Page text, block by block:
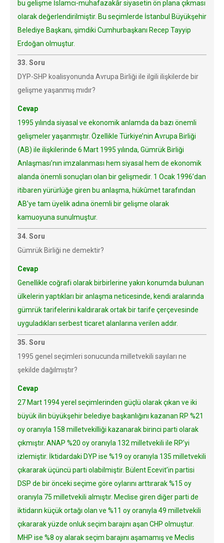
bu gelişme İslamcı-muhafazakâr siyasetin ön plana çıkması
olarak değerlendirilmiştir. Bu seçimlerde İstanbul Büyükşehir
Belediye Başkanı, şimdiki Cumhurbaşkanı Recep Tayyip
Erdoğan olmuştur.
33. Soru
DYP-SHP koalisyonunda Avrupa Birliği ile ilgili ilişkilerde bir
gelişme yaşanmış mıdır?
Cevap
1995 yılında siyasal ve ekonomik anlamda da bazı önemli
gelişmeler yaşanmıştır. Özellikle Türkiye’nin Avrupa Birliği
(AB) ile ilişkilerinde 6 Mart 1995 yılında, Gümrük Birliği
Anlaşması’nın imzalanması hem siyasal hem de ekonomik
alanda önemli sonuçları olan bir gelişmedir. 1 Ocak 1996’dan
itibaren yürürlüğe giren bu anlaşma, hükûmet tarafından
AB’ye tam üyelik adına önemli bir gelişme olarak
kamuoyuna sunulmuştur.
34. Soru
Gümrük Birliği ne demektir?
Cevap
Genellikle coğrafi olarak birbirlerine yakın konumda bulunan
ülkelerin yaptıkları bir anlaşma neticesinde, kendi aralarında
gümrük tarifelerini kaldırarak ortak bir tarife çerçevesinde
uyguladıkları serbest ticaret alanlarına verilen addır.
35. Soru
1995 genel seçimleri sonucunda milletvekili sayıları ne
şekilde dağılmıştır?
Cevap
27 Mart 1994 yerel seçimlerinden güçlü olarak çıkan ve iki
büyük ilin büyükşehir belediye başkanlığını kazanan RP %21
oy oranıyla 158 milletvekilliği kazanarak birinci parti olarak
çıkmıştır. ANAP %20 oy oranıyla 132 milletvekili ile RP’yi
izlemiştir. İktidardaki DYP ise %19 oy oranıyla 135 milletvekili
çıkararak üçüncü parti olabilmiştir. Bülent Ecevit’in partisi
DSP de bir önceki seçime göre oylarını arttırarak %15 oy
oranıyla 75 milletvekili almıştır. Meclise giren diğer parti de
iktidarın küçük ortağı olan ve %11 oy oranıyla 49 milletvekili
çıkararak yüzde onluk seçim barajını aşan CHP olmuştur.
MHP ise %8 oy alarak seçim barajını aşamamış ve Meclis